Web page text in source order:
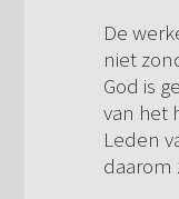
De
niet
God is
van het
Leden
daarom